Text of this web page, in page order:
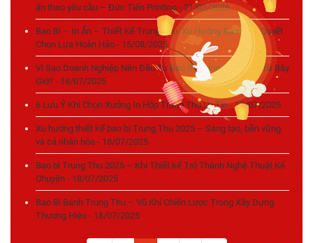
ấn theo yêu cầu – Đức Tiến Printing - 21/03/2026
Bao Bì – In Ấn – Thiết Kế Trung Thu: Xu Hướng &amp; Bí Quyết
Chọn Lựa Hoàn Hảo - 15/08/2025
Vì Sao Doanh Nghiệp Nên Đầu Tư Bao Bì Trung Thu Ngay Từ Bây
Giờ? - 18/07/2025
6 Lưu Ý Khi Chọn Xưởng In Hộp Trung Thu Uy Tín - 18/07/2025
Xu hướng thiết kế bao bì Trung Thu 2025 – Sáng tạo, bền vững
và cá nhân hóa - 18/07/2025
Bao bì Trung Thu 2025 – Khi Thiết kế Trở Thành Nghệ Thuật Kể
Chuyện - 18/07/2025
Bao Bì Bánh Trung Thu – Vũ Khí Chiến Lược Trong Xây Dựng
Thương Hiệu - 18/07/2025